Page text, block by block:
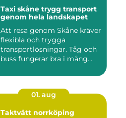
Taxi skåne trygg transport
genom hela landskapet
Att resa genom Skåne kräver
flexibla och trygga
transportlösningar. Tåg och
buss fungerar bra i mång...
01. aug
Taktvätt norrköping